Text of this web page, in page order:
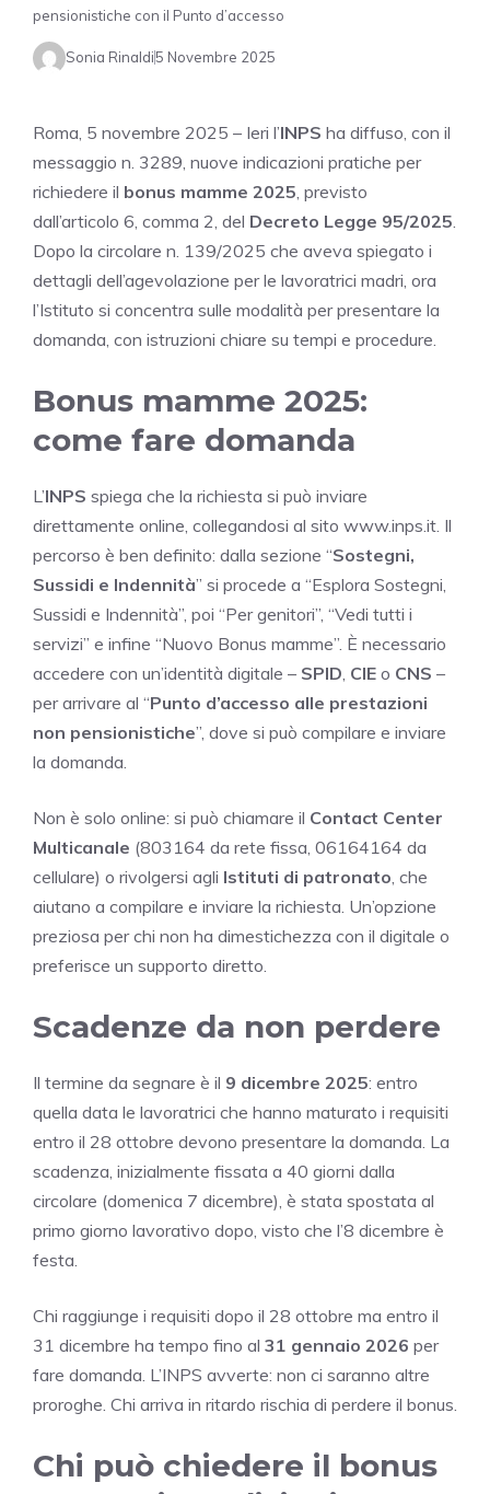
pensionistiche con il Punto d’accesso
Sonia Rinaldi5 Novembre 2025
Roma, 5 novembre 2025 – Ieri l’INPS ha diffuso, con il
messaggio n. 3289, nuove indicazioni pratiche per
richiedere il bonus mamme 2025 , previsto
dall’articolo 6, comma 2, del Decreto Legge 95/2025
Dopo la circolare n. 139/2025 che aveva spiegato i
dettagli dell’agevolazione per le lavoratrici madri, ora
l’Istituto si concentra sulle modalità per presentare la
domanda, con istruzioni chiare su tempi e procedure.
Bonus mamme 2025:
come fare domanda
L’INPS spiega che la richiesta si può inviare
direttamente online, collegandosi al sito www.inps.it. Il
percorso è ben definito: dalla sezione “Sostegni,
Sussidi e Indennità” si procede a “Esplora Sostegni,
Sussidi e Indennità”, poi “Per genitori”, “Vedi tutti i
servizi” e infine “Nuovo Bonus mamme”. È necessario
accedere con un’identità digitale – SPID CIE o CNS –
per arrivare al “Punto d’accesso alle prestazioni
non pensionistiche”, dove si può compilare e inviare
la domanda.
Non è solo online: si può chiamare il Contact Center
Multicanale (803164 da rete fissa, 06164164 da
cellulare) o rivolgersi agli Istituti di patronato , che
aiutano a compilare e inviare la richiesta. Un’opzione
preziosa per chi non ha dimestichezza con il digitale o
preferisce un supporto diretto.
Scadenze da non perdere
Il termine da segnare è il 9 dicembre 2025: entro
quella data le lavoratrici che hanno maturato i requisiti
entro il 28 ottobre devono presentare la domanda. La
scadenza, inizialmente fissata a 40 giorni dalla
circolare (domenica 7 dicembre), è stata spostata al
primo giorno lavorativo dopo, visto che l’8 dicembre è
festa.
Chi raggiunge i requisiti dopo il 28 ottobre ma entro il
31 dicembre ha tempo fino al 31 gennaio 2026 per
fare domanda. L’INPS avverte: non ci saranno altre
proroghe. Chi arriva in ritardo rischia di perdere il bonus.
Chi può chiedere il bonus